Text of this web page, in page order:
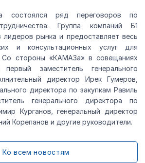
состоялся ряд переговоров по
Группа компаний Б1
лидеров рынка и предоставляет весь
и консультационных услуг для
Со стороны «КАМАЗа» в совещаниях
заместитель генерального
директор Ирек Гумеров,
директора по закупкам Равиль
генерального директора по
Курганов, генеральный директор
Корепанов и другие руководители.
Ко всем новостям